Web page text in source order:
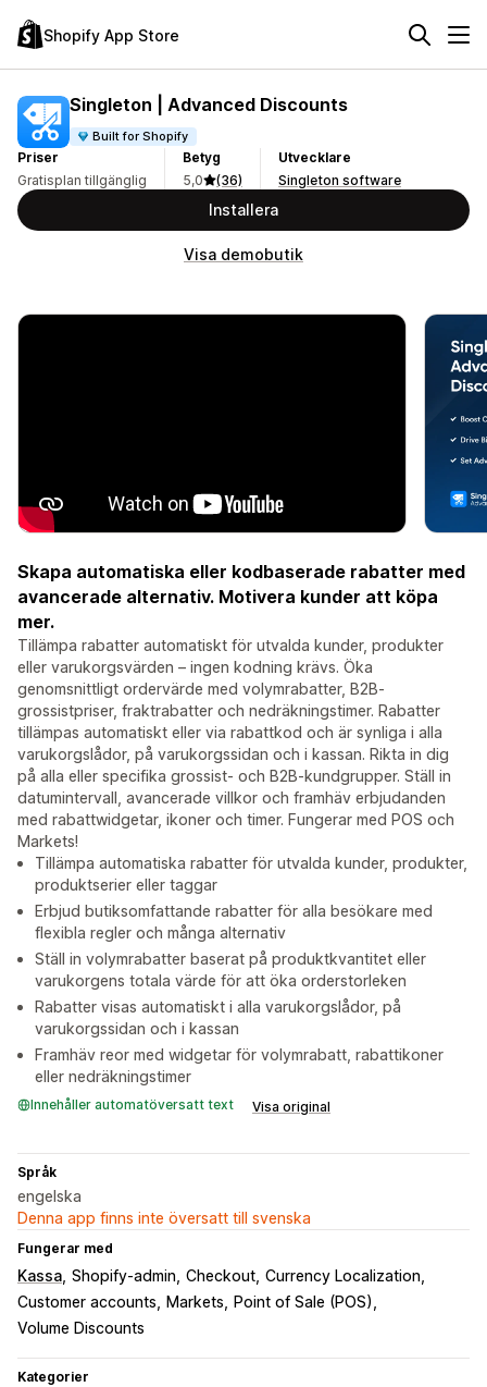
Shopify App Store
Singleton | Advanced Discounts
Built for Shopify
Priser
Gratisplan tillgänglig
Betyg
5,0
(36)
Utvecklare
Singleton software
Installera
Visa demobutik
Skapa automatiska eller kodbaserade rabatter med
avancerade alternativ. Motivera kunder att köpa
mer.
Tillämpa rabatter automatiskt för utvalda kunder, produkter
eller varukorgsvärden – ingen kodning krävs. Öka
genomsnittligt ordervärde med volymrabatter, B2B-
grossistpriser, fraktrabatter och nedräkningstimer. Rabatter
tillämpas automatiskt eller via rabattkod och är synliga i alla
varukorgslådor, på varukorgssidan och i kassan. Rikta in dig
på alla eller specifika grossist- och B2B-kundgrupper. Ställ in
datumintervall, avancerade villkor och framhäv erbjudanden
med rabattwidgetar, ikoner och timer. Fungerar med POS och
Markets!
Tillämpa automatiska rabatter för utvalda kunder, produkter,
produktserier eller taggar
Erbjud butiksomfattande rabatter för alla besökare med
flexibla regler och många alternativ
Ställ in volymrabatter baserat på produktkvantitet eller
varukorgens totala värde för att öka orderstorleken
Rabatter visas automatiskt i alla varukorgslådor, på
varukorgssidan och i kassan
Framhäv reor med widgetar för volymrabatt, rabattikoner
eller nedräkningstimer
Innehåller automatöversatt text Visa original
Språk
engelska
Denna app finns inte översatt till svenska
Fungerar med
Kassa Shopify-admin Checkout Currency Localization
Customer accounts
Markets
Point of Sale (POS)
Volume Discounts
Kategorier